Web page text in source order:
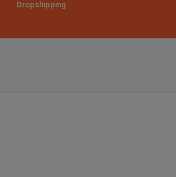
Dropshipping